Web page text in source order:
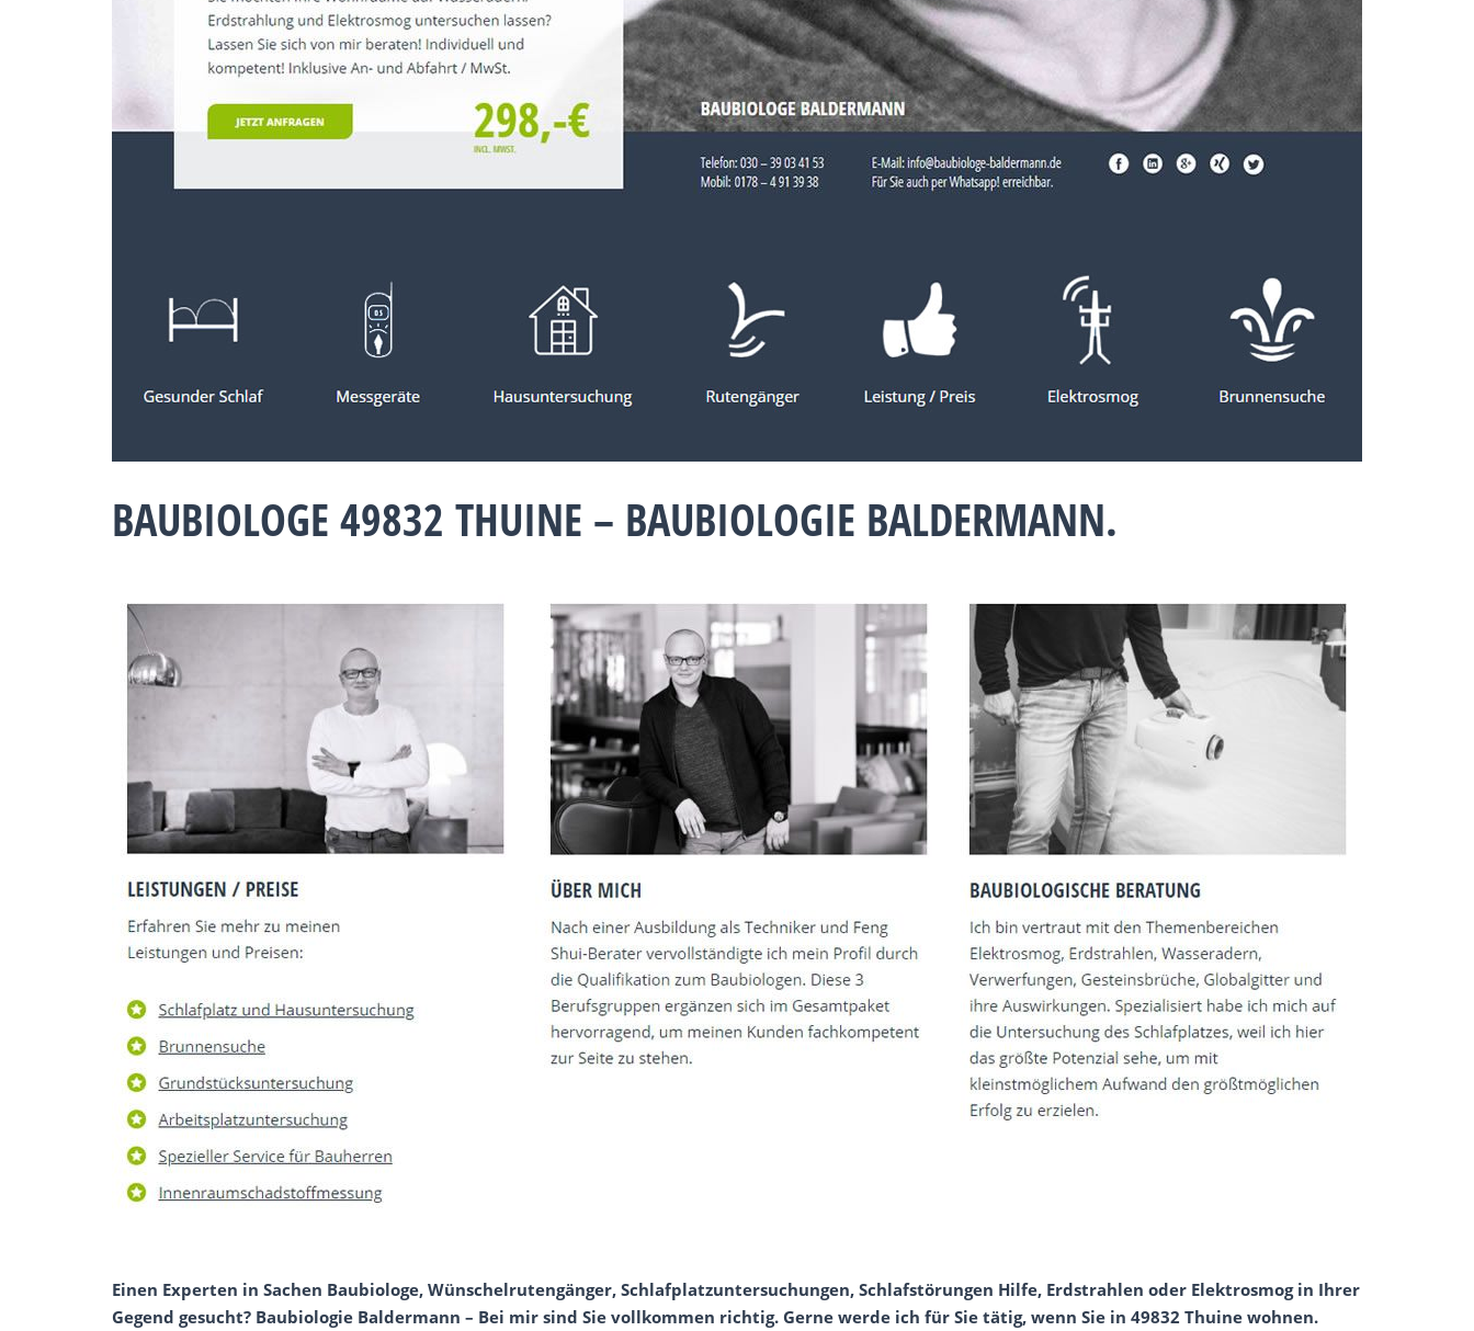
BAUBIOLOGE 49832 THUINE – BAUBIOLOGIE BALDERMANN.
Einen Experten in Sachen Baubiologe, Wünschelrutengänger, Schlafplatzuntersuchungen, Schlafstörungen Hilfe, Erdstrahlen oder Elektrosmog in Ihrer
Gegend gesucht? Baubiologie Baldermann – Bei mir sind Sie vollkommen richtig. Gerne werde ich für Sie tätig, wenn Sie in 49832 Thuine wohnen.